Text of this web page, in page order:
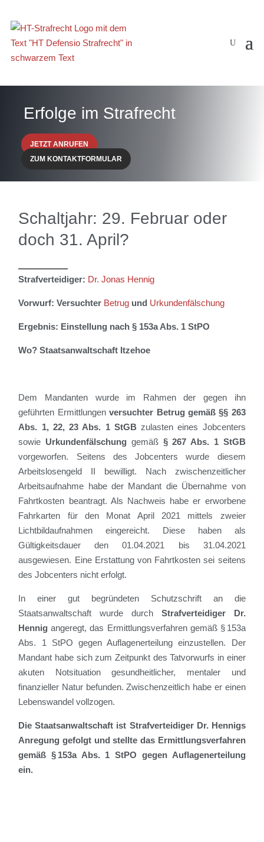
Erfolge im Strafrecht
JETZT ANRUFEN
ZUM KONTAKTFORMULAR
Schaltjahr: 29. Februar oder
doch 31. April?
Strafverteidiger: Dr. Jonas Hennig
Vorwurf: Versuchter Betrug und Urkundenfälschung
Ergebnis: Einstellung nach § 153a Abs. 1 StPO
Wo? Staatsanwaltschaft Itzehoe
Dem Mandanten wurde im Rahmen der gegen ihn
geführten Ermittlungenversuchter Betrug gemäß §§ 263
Abs. 1, 22, 23 Abs. 1 StGB zulasten eines Jobcenters
sowie Urkundenfälschung gemäß § 267 Abs. 1 StGB
vorgeworfen. Seitens des Jobcenters wurde diesem
Arbeitslosengeld II bewilligt. Nach zwischenzeitlicher
Arbeitsaufnahme habe der Mandant die Übernahme von
Fahrtkosten beantragt. Als Nachweis habe er erworbene
Fahrkarten für den Monat April 2021 mittels zweier
Lichtbildaufnahmen eingereicht. Diese haben als
Gültigkeitsdauer den 01.04.2021 bis 31.04.2021
ausgewiesen. Eine Erstattung von Fahrtkosten sei seitens
des Jobcenters nicht erfolgt.
In einer gut begründeten Schutzschrift an die
Staatsanwaltschaft wurde durch Strafverteidiger Dr.
Hennig angeregt, das Ermittlungsverfahren gemäß § 153a
Abs. 1 StPO gegen Auflagenerteilung einzustellen. Der
Mandant habe sich zum Zeitpunkt des Tatvorwurfs in einer
akuten Notsituation gesundheitlicher, mentaler und
finanzieller Natur befunden. Zwischenzeitlich habe er einen
Lebenswandel vollzogen.
Die Staatsanwaltschaft ist Strafverteidiger Dr. Hennigs
Anregung gefolgt und stellte das Ermittlungsverfahren
gemäß § 153a Abs. 1 StPO gegen Auflagenerteilung
ein.